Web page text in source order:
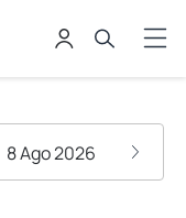
8 Ago 2026